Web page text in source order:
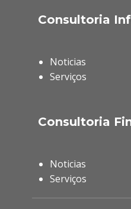
Consultoria
Noticias
Serviços
Consultoria
Noticias
Serviços